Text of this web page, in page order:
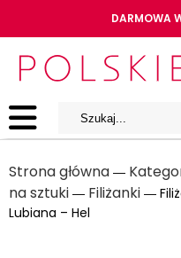
DARMOWA
Strona główna ―
na sztuki ― Filiżanki ―
Lubiana – Hel